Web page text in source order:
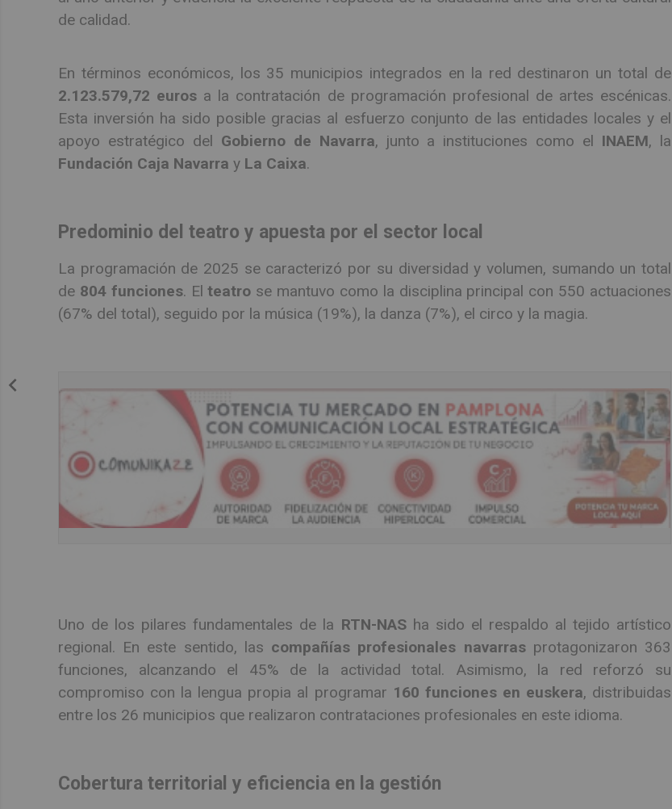
de calidad.
En términos económicos, los 35 municipios integrados en la red destinaron un total de
2.123.579,72 euros a la contratación de programación profesional de artes escénicas.
Esta inversión ha sido posible gracias al esfuerzo conjunto de las entidades locales y el
apoyo estratégico del Gobierno de Navarra, junto a instituciones como el INAEM, la
Fundación Caja Navarra y La Caixa.
Predominio del teatro y apuesta por el sector local
La programación de 2025 se caracterizó por su diversidad y volumen, sumando un total
de 804 funciones. Elteatro se mantuvo como la disciplina principal con 550 actuaciones
(67% del total), seguido por la música (19%), la danza (7%), el circo y la magia.
Uno de los pilares fundamentales de la RTN-NASha sido el respaldo al tejido artístico
regional. En este sentido, las compañías profesionales navarrasprotagonizaron 363
funciones, alcanzando el 45% de la actividad total. Asimismo, la red reforzó su
compromiso con la lengua propia al programar 160 funciones en euskera, distribuidas
entre los 26 municipios que realizaron contrataciones profesionales en este idioma.
Cobertura territorial y eficiencia en la gestión